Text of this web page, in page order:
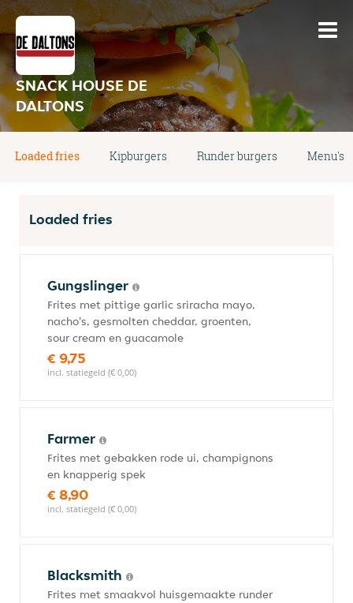
SNACK HOUSE DE
DALTONS
Loaded fries Kipburgers Runder burgers Menu's
Loaded fries
Gungslinger
Frites met pittige garlic sriracha mayo,
nacho's, gesmolten cheddar, groenten,
sour cream en guacamole
€ 9,75
incl. statiegeld (€ 0,00)
Farmer
Frites met gebakken rode ui, champignons
en knapperig spek
€ 8,90
incl. statiegeld (€ 0,00)
Blacksmith
Frites met smaakvol huisgemaakte runder